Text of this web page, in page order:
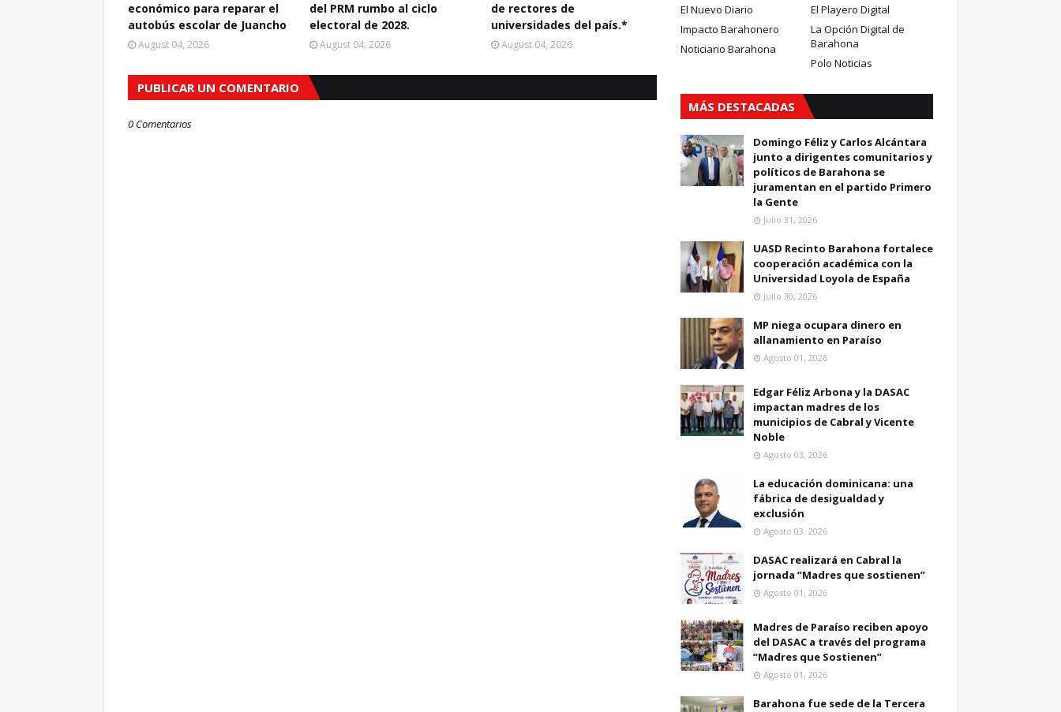
económico para reparar el
autobús escolar de Juancho
August 04, 2026
del PRM rumbo al ciclo
electoral de 2028.
August 04, 2026
de rectores de
universidades del país.*
August 04, 2026
PUBLICAR UN COMENTARIO
0 Comentarios
El Nuevo Diario
El Playero Digital
Impacto Barahonero
La Opción Digital de
Barahona
Noticiario Barahona
Polo Noticias
MÁS DESTACADAS
Domingo Féliz y Carlos Alcántara
junto a dirigentes comunitarios y
políticos de Barahona se
juramentan en el partido Primero
la Gente
Julio 31, 2026
UASD Recinto Barahona fortalece
cooperación académica con la
Universidad Loyola de España
Julio 30, 2026
MP niega ocupara dinero en
allanamiento en Paraíso
Agosto 01, 2026
Edgar Féliz Arbona y la DASAC
impactan madres de los
municipios de Cabral y Vicente
Noble
Agosto 03, 2026
La educación dominicana: una
fábrica de desigualdad y
exclusión
Agosto 03, 2026
DASAC realizará en Cabral la
jornada “Madres que sostienen”
Agosto 01, 2026
Madres de Paraíso reciben apoyo
del DASAC a través del programa
“Madres que Sostienen”
Agosto 01, 2026
Barahona fue sede de la Tercera